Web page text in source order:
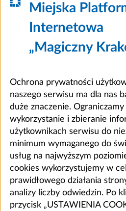
Miejska
Internetowa
„Magiczny
Ochrona prywatności
naszego serwisu ma dla nas
duże znaczenie. Ograniczamy
wykorzystanie i zbieranie
użytkownikach serwisu do
minimum wymaganego do
usług na najwyższym
cookies wykorzystujemy w
prawidłowego działania
analizy liczby odwiedzin. Po
przycisk „USTAWIENIA